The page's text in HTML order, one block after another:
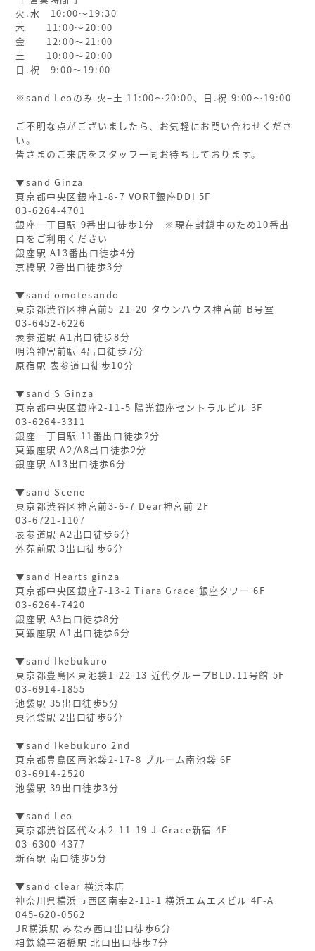
火.水 10:00〜19:30
木 11:00〜20:00
金 12:00〜21:00
土 10:00〜20:00
日.祝 9:00〜19:00
※sand Leoのみ 火−土 11:00〜20:00、日.祝 9:00〜19:00
ご不明な点がございましたら、お気軽にお問い合わせくださ
い。
皆さまのご来店をスタッフ一同お待ちしております。
▼sand Ginza
東京都中央区銀座1-8-7 VORT銀座DDI 5F
03-6264-4701
銀座一丁目駅 9番出口徒歩1分 ※現在封鎖中のため10番出
口をご利用ください
銀座駅 A13番出口徒歩4分
京橋駅 2番出口徒歩3分
▼sand omotesando
東京都渋谷区神宮前5-21-20 タウンハウス神宮前 B号室
03-6452-6226
表参道駅 A1出口徒歩8分
明治神宮前駅 4出口徒歩7分
原宿駅 表参道口徒歩10分
▼sand S Ginza
東京都中央区銀座2-11-5 陽光銀座セントラルビル 3F
03-6264-3311
銀座一丁目駅 11番出口徒歩2分
東銀座駅 A2/A8出口徒歩2分
銀座駅 A13出口徒歩6分
▼sand Scene
東京都渋谷区神宮前3-6-7 Dear神宮前 2F
03-6721-1107
表参道駅 A2出口徒歩6分
外苑前駅 3出口徒歩6分
▼sand Hearts ginza
東京都中央区銀座7-13-2 Tiara Grace 銀座タワー 6F
03-6264-7420
銀座駅 A3出口徒歩8分
東銀座駅 A1出口徒歩6分
▼sand Ikebukuro
東京都豊島区東池袋1-22-13 近代グループBLD.11号館 5F
03-6914-1855
池袋駅 35出口徒歩5分
東池袋駅 2出口徒歩6分
▼sand Ikebukuro 2nd
東京都豊島区南池袋2-17-8 ブルーム南池袋 6F
03-6914-2520
池袋駅 39出口徒歩3分
▼sand Leo
東京都渋谷区代々木2-11-19 J-Grace新宿 4F
03-6300-4377
新宿駅 南口徒歩5分
▼sand clear 横浜本店
神奈川県横浜市西区南幸2-11-1 横浜エムエスビル 4F-A
045-620-0562
JR横浜駅 みなみ西口出口徒歩6分
相鉄線平沼橋駅 北口出口徒歩7分